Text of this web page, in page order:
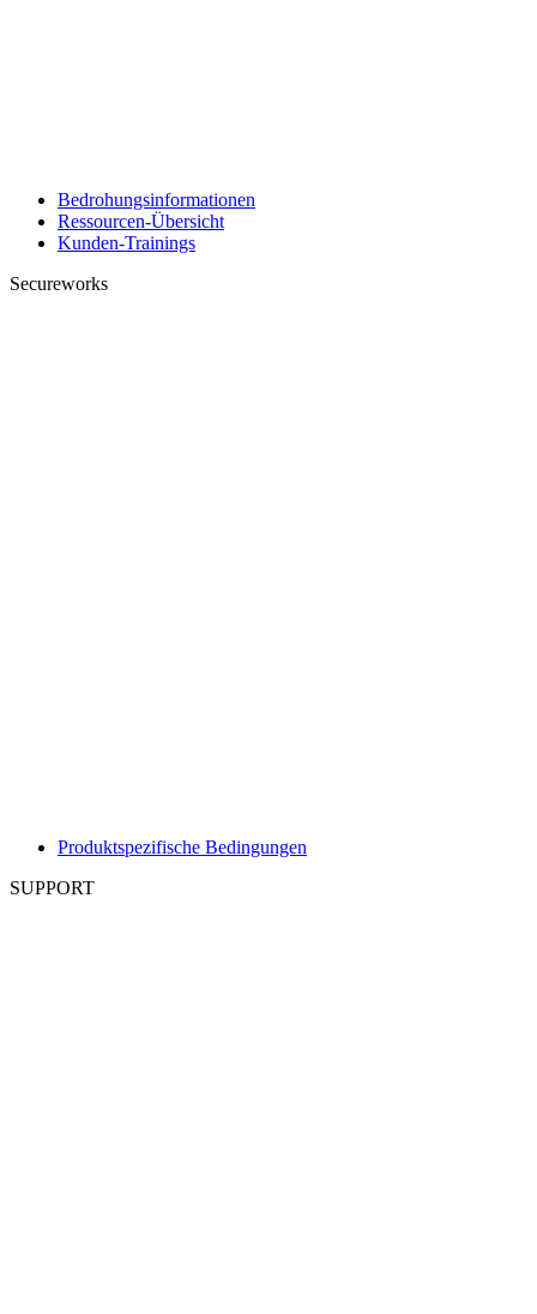
Bedrohungsinformationen
Ressourcen-Übersicht
Kunden-Trainings
Secureworks
Produktspezifische Bedingungen
SUPPORT